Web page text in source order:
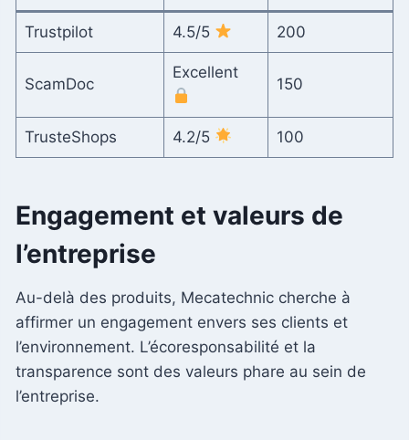
Trustpilot 4.5/5 200
ScamDoc
Excellent
150
TrusteShops 4.2/5 100
Engagement et valeurs de
l’entreprise
Au-delà des produits, Mecatechnic cherche à
affirmer un engagement envers ses clients et
l’environnement. L’écoresponsabilité et la
transparence sont des valeurs phare au sein de
l’entreprise.